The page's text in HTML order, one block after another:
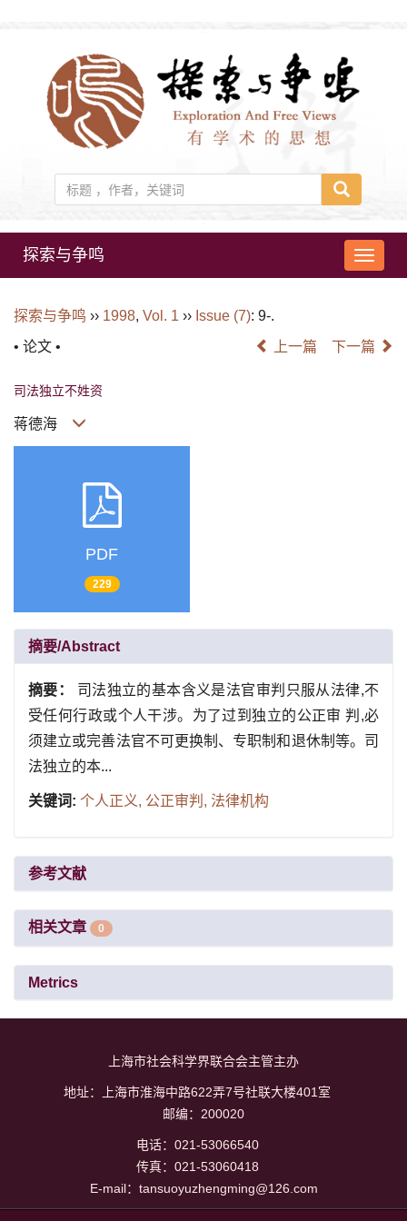
导
航
探索与争鸣
探索与争鸣 ›› 1998, Vol. 1 ›› Issue (7): 9-.
• 论文 •
上一篇 下一篇
司法独立不姓资
蒋德海
PDF
229
摘要/Abstract
摘要： 司法独立的基本含义是法官审判只服从法律,不
受任何行政或个人干涉。为了过到独立的公正审 判,必
须建立或完善法官不可更换制、专职制和退休制等。司
法独立的本...
关键词: 个人正义, 公正审判, 法律机构
参考文献
相关文章 0
Metrics
上海市社会科学界联合会主管主办
地址：上海市淮海中路622弄7号社联大楼401室
邮编：200020
电话：021-53066540
传真：021-53060418
E-mail：tansuoyuzhengming@126.com